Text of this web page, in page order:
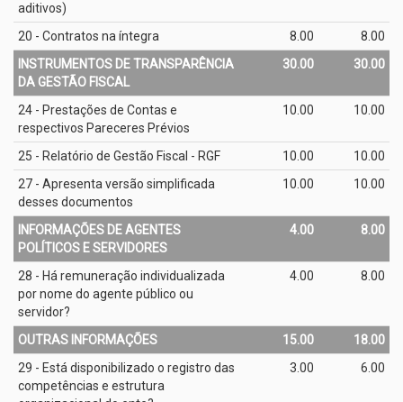
aditivos)
20 - Contratos na íntegra 8.00
8.00
INSTRUMENTOS DE TRANSPARÊNCIA
DA GESTÃO FISCAL
30.00 30.00
24 - Prestações de Contas e
respectivos Pareceres Prévios
10.00 10.00
25 - Relatório de Gestão Fiscal - RGF 10.00
10.00
27 - Apresenta versão simplificada
desses documentos
10.00 10.00
INFORMAÇÕES DE AGENTES
POLÍTICOS E SERVIDORES
4.00 8.00
28 - Há remuneração individualizada
por nome do agente público ou
servidor?
4.00 8.00
OUTRAS INFORMAÇÕES 15.00
18.00
29 - Está disponibilizado o registro das
competências e estrutura
3.00 6.00